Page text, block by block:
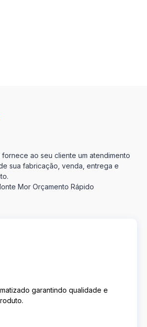
fornece ao seu cliente um atendimento
sua fabricação, venda, entrega e
Mor Orçamento Rápido
garantindo qualidade e